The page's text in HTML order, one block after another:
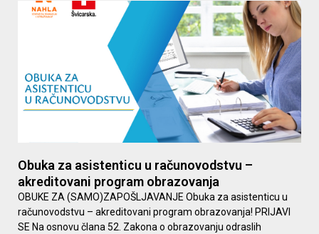
Obuka za asistenticu u računovodstvu –
akreditovani program obrazovanja
OBUKE ZA (SAMO)ZAPOŠLJAVANJE Obuka za asistenticu u
računovodstvu – akreditovani program obrazovanja! PRIJAVI
SE Na osnovu člana 52. Zakona o obrazovanju odraslih